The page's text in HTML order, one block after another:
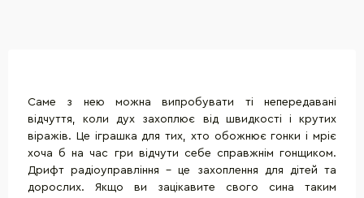
Саме з нею можна випробувати ті непередавані
відчуття, коли дух захоплює від швидкості і крутих
віражів. Це іграшка для тих, хто обожнює гонки і мріє
хоча б на час гри відчути себе справжнім гонщиком.
Дрифт радіоуправління - це захоплення для дітей та
дорослих. Якщо ви зацікавите свого сина таким